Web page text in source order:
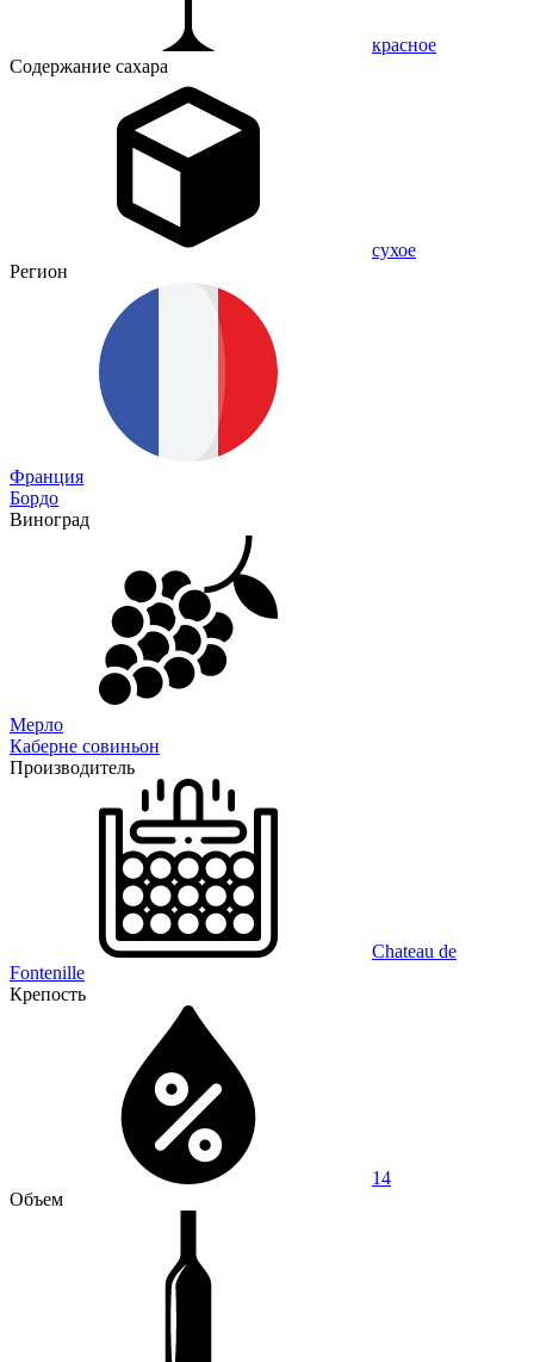
красное
Содержание сахара
сухое
Регион
Франция
Бордо
Виноград
Мерло
Каберне совиньон
Производитель
Chateau de
Fontenille
Крепость
14
Объем